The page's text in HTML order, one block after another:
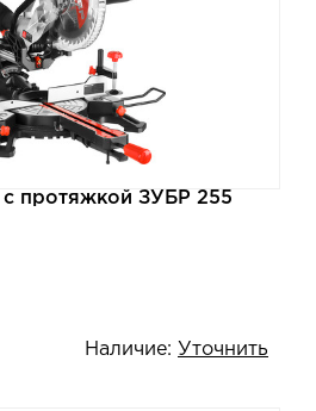
с протяжкой ЗУБР 255
Наличие: Уточнить